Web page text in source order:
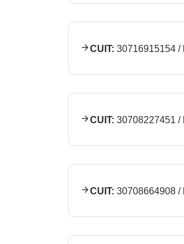
CUIT: 30716915154 /
CUIT: 30708227451 /
CUIT: 30708664908 /